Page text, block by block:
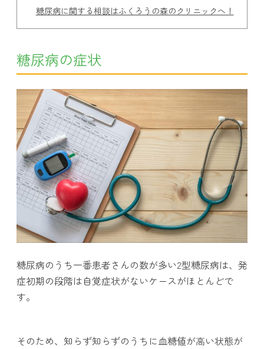
糖尿病に関する相談はふくろうの森のクリニックへ！
糖尿病の症状
糖尿病のうち一番患者さんの数が多い2型糖尿病は、発
症初期の段階は自覚症状がないケースがほとんどで
す。
そのため、知らず知らずのうちに血糖値が高い状態が